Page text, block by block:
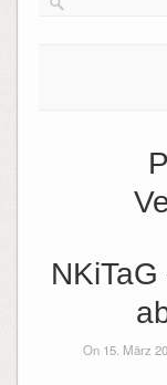
On 15. März